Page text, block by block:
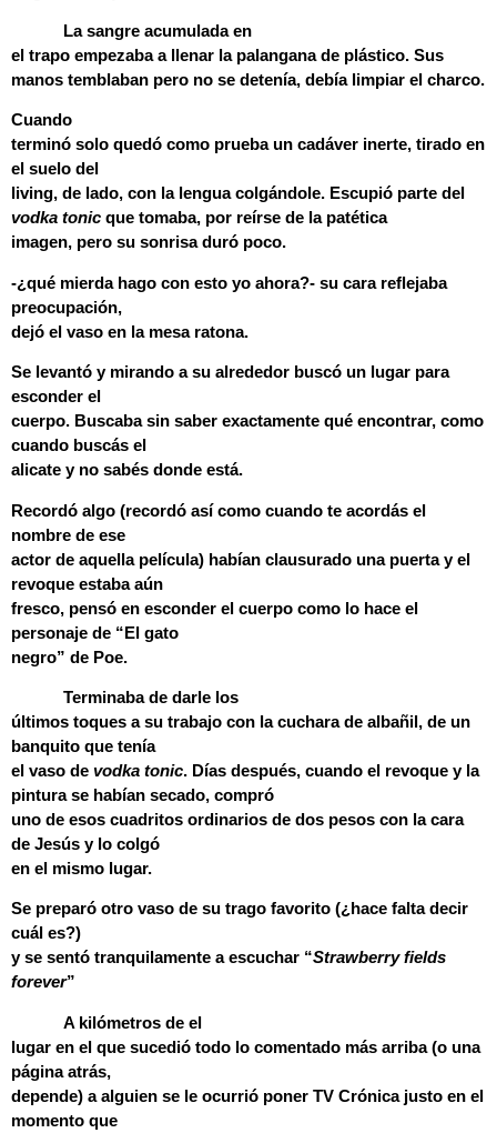
La sangre acumulada en
el trapo empezaba a llenar la palangana de plástico. Sus
manos temblaban pero no se detenía, debía limpiar el charco.
Cuando
terminó solo quedó como prueba un cadáver inerte, tirado en
el suelo del
living, de lado, con la lengua colgándole. Escupió parte del
vodka tonic que tomaba, por reírse de la patética
imagen, pero su sonrisa duró poco.
-¿qué mierda hago con esto yo ahora?- su cara reflejaba
preocupación,
dejó el vaso en la mesa ratona.
Se levantó y mirando a su alrededor buscó un lugar para
esconder el
cuerpo. Buscaba sin saber exactamente qué encontrar, como
cuando buscás el
alicate y no sabés donde está.
Recordó algo (recordó así como cuando te acordás el
nombre de ese
actor de aquella película) habían clausurado una puerta y el
revoque estaba aún
fresco, pensó en esconder el cuerpo como lo hace el
personaje de “El gato
negro” de Poe.
Terminaba de darle los
últimos toques a su trabajo con la cuchara de albañil, de un
banquito que tenía
el vaso de vodka tonic. Días después, cuando el revoque y la
pintura se habían secado, compró
uno de esos cuadritos ordinarios de dos pesos con la cara
de Jesús y lo colgó
en el mismo lugar.
Se preparó otro vaso de su trago favorito (¿hace falta decir
cuál es?)
y se sentó tranquilamente a escuchar “Strawberry fields
forever”
A kilómetros de el
lugar en el que sucedió todo lo comentado más arriba (o una
página atrás,
depende) a alguien se le ocurrió poner TV Crónica justo en el
momento que